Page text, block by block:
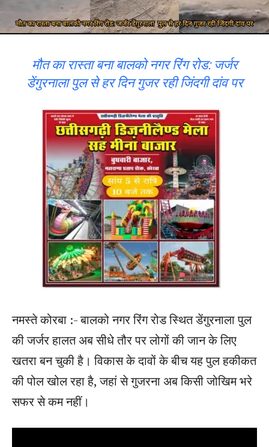
मौत का रास्ता बना बालको नगर रिंग रोड: जर्जर
डेंगुरनाला पुल से हर दिन गुजर रही जिंदगी दांव पर
नमस्ते कोरबा :- बालको नगर रिंग रोड स्थित डेंगुरनाला पुल
की जर्जर हालत अब सीधे तौर पर लोगों की जान के लिए
खतरा बन चुकी है। विकास के दावों के बीच यह पुल हकीकत
की पोल खोल रहा है, जहां से गुजरना अब किसी जोखिम भरे
सफर से कम नहीं।